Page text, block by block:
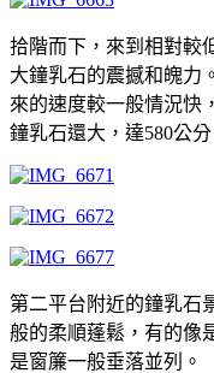
拾階而下，來到相對較
大鐘乳石的震撼和魄力
來的速度較一般情況快
鐘乳石還大，達580公
第二平台附近的鐘乳石
般的柔順蓬鬆，有的像
是窗簾一般垂落並列。